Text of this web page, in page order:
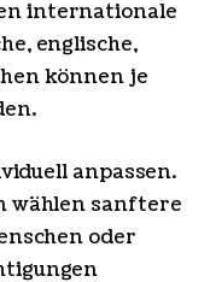
internationale
englische,
können je
anpassen.
wählen sanftere
oder